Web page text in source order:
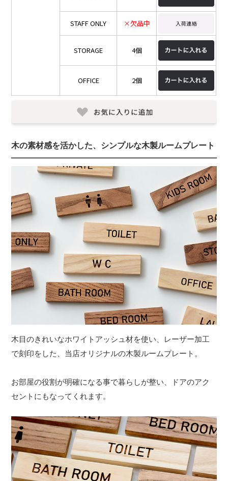
STAFF ONLY ×欠品中
STORAGE 4個
OFFICE 2個
木の素材感を活かした、シンプルな木製ルームプレート
木目のきれいなホワイトアッシュ材を使い、レーザー加工
で刻印をした、当店オリジナルの木製ルームプレート。
お部屋の役割が明確になる事で暮らしが整い、ドアのアク
セントにもなってくれます。